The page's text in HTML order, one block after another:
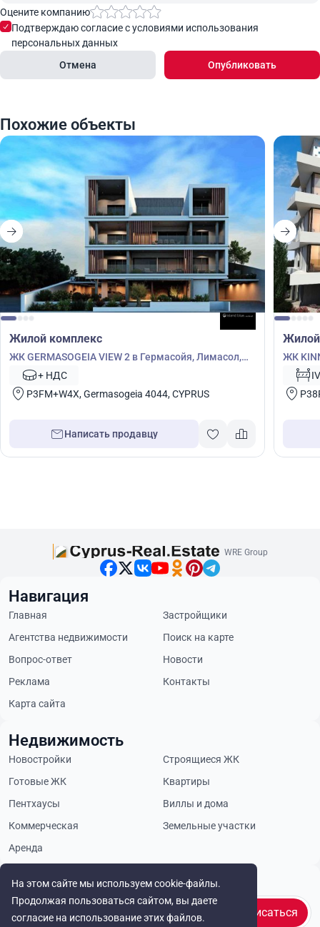
Оцените компанию
Подтверждаю согласие с условиями использования
персональных данных
Отмена
Опубликовать
Похожие объекты
Жилой комплекс
ЖК GERMASOGEIA VIEW 2 в Гермасойя, Лимасол,
Кипр № 5758
+ НДС
P3FM+W4X, Germasogeia 4044, CYPRUS
Написать продавцу
ЖК
На этом сайте мы используем cookie-файлы.
Продолжая пользоваться сайтом, вы даете
согласие на использование этих файлов.
WRE Group
Будьте в курсе
Подписаться
Навигация
Главная
Застройщики
Агентства недвижимости
Поиск на карте
Вопрос-ответ
Новости
Реклама
Контакты
Карта сайта
Недвижимость
Новостройки
Строящиеся ЖК
Готовые ЖК
Квартиры
Пентхаусы
Виллы и дома
Коммерческая
Земельные участки
Аренда